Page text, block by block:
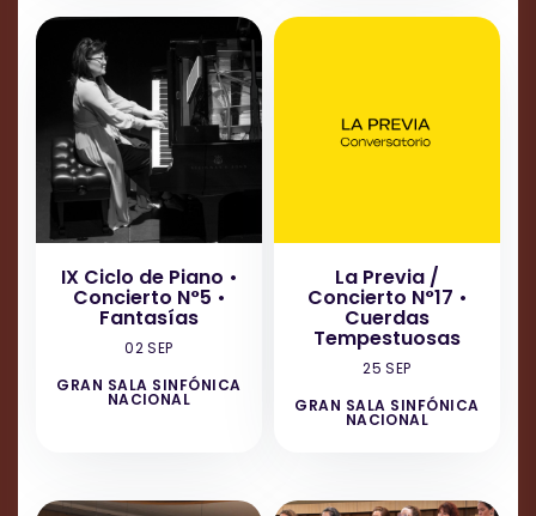
IX Ciclo de Piano •
Concierto N°5 •
Fantasías
02 SEP
GRAN SALA SINFÓNICA
NACIONAL
La Previa /
Concierto N°17 •
Cuerdas
Tempestuosas
25 SEP
GRAN SALA SINFÓNICA
NACIONAL